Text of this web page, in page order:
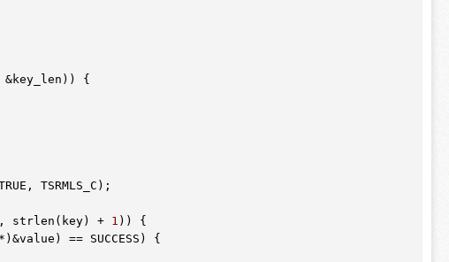
&key_len)) {
TSRMLS_C);
strlen(key) + 1 )) {
)&value) == SUCCESS) {